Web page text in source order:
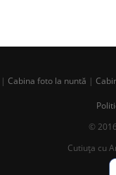
| Cabina foto la nuntă |
©
Cutiuța cu